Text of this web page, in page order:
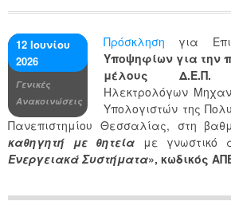
12 Ιουνίου
2026
Γενικές
Ανακοινώσεις
Πρόσκληση για
Υποψηφίων για την
μέλους
Ηλεκτρολόγων
Υπολογιστών της
Πανεπιστημίου Θεσσαλίας, στη
καθηγητή με θητεία
με γνωστικό
Ενεργειακά Συστήματα», κωδικός